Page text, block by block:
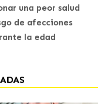
una peor salud
de afecciones
la edad